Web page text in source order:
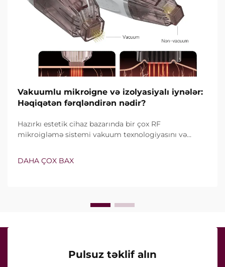
Vakuumlu mikroigne və izolyasiyalı iynələr:
Həqiqətən fərqləndirən nədir?
Hazırkı estetik cihaz bazarında bir çox RF
mikroigləmə sistemi vakuum texnologiyasını və
deyil, onların klinik müalicə zamanı necə dəqiq işlədiyi
DAHA ÇOX BAX
Pulsuz təklif alın